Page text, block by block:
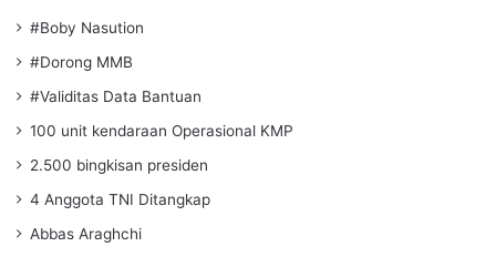
#Boby Nasution
#Dorong MMB
#Validitas Data Bantuan
100 unit kendaraan Operasional KMP
2.500 bingkisan presiden
4 Anggota TNI Ditangkap
Abbas Araghchi